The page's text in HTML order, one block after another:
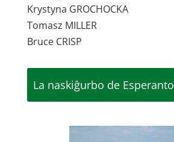
Krystyna GROCHOCKA
Tomasz MILLER
Bruce CRISP
La naskiĝurbo de Esperanto